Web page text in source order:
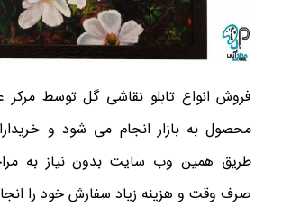
فروش انواع تابلو نقاشی گل توسط مرکز
محصول به بازار انجام می شود و
طریق همین وب سایت بدون نیاز به
صرف وقت و هزینه زیاد سفارش خود را